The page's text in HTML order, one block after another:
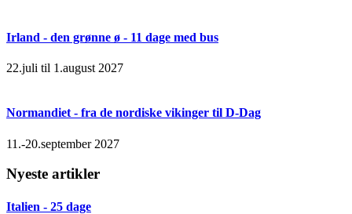
Irland - den grønne ø - 11 dage med bus
22.juli til 1.august 2027
Normandiet - fra de nordiske vikinger til D-Dag
11.-20.september 2027
Nyeste artikler
Italien - 25 dage